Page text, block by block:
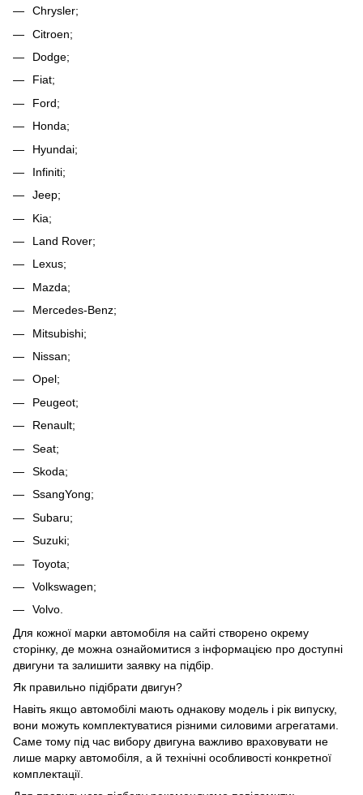
Chrysler;
Citroen;
Dodge;
Fiat;
Ford;
Honda;
Hyundai;
Infiniti;
Jeep;
Kia;
Land Rover;
Lexus;
Mazda;
Mercedes-Benz;
Mitsubishi;
Nissan;
Opel;
Peugeot;
Renault;
Seat;
Skoda;
SsangYong;
Subaru;
Suzuki;
Toyota;
Volkswagen;
Volvo.
Для кожної марки автомобіля на сайті створено окрему
сторінку, де можна ознайомитися з інформацією про доступні
двигуни та залишити заявку на підбір.
Як правильно підібрати двигун?
Навіть якщо автомобілі мають однакову модель і рік випуску,
вони можуть комплектуватися різними силовими агрегатами.
Саме тому під час вибору двигуна важливо враховувати не
лише марку автомобіля, а й технічні особливості конкретної
комплектації.